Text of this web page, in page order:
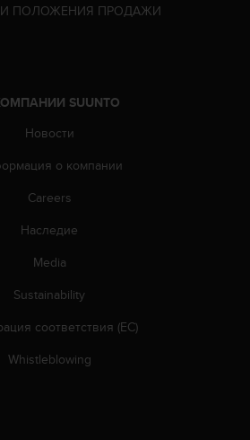
ПОЛОЖЕНИЯ ПРОДАЖИ
SUUNTO
Новости
о компании
Careers
Наследие
Media
Sustainability
соответствия (ЕС)
Whistleblowing